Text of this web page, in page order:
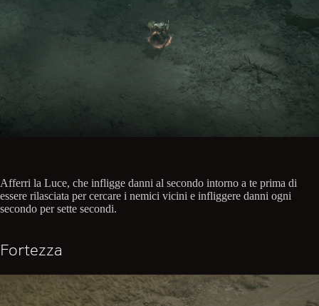
Afferri la Luce, che infligge danni al secondo intorno a te prima di
essere rilasciata per cercare i nemici vicini e infliggere danni ogni
secondo per sette secondi.
Fortezza